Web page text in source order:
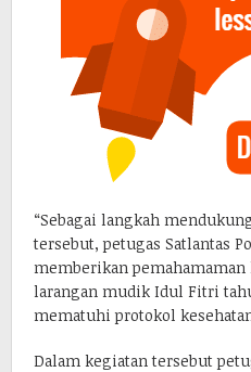
“Sebagai langkah
tersebut, petugas Satlantas
memberikan pemahamaman
larangan mudik Idul Fitri
mematuhi protokol
Dalam kegiatan tersebut